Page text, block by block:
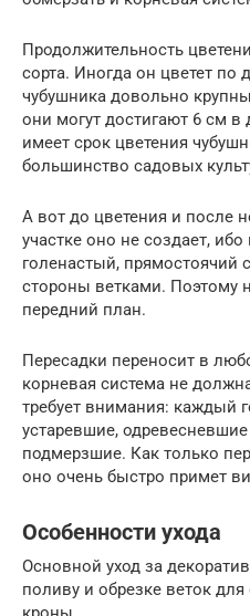
Продолжительность
сорта. Иногда он цветет по
чубушника довольно
они могут достигают 6 см
имеет срок цветения
большинство садовых
А вот до цветения и после
участке оно не создает,
голенастый, прямостоячий
стороны ветками. Поэтому
передний план.
Пересадки переносит в
корневая система не
требует внимания: каждый
устаревшие,
подмерзшие. Как только
оно очень быстро примет
Особенности ухода
Основной уход за
поливу и обрезке веток